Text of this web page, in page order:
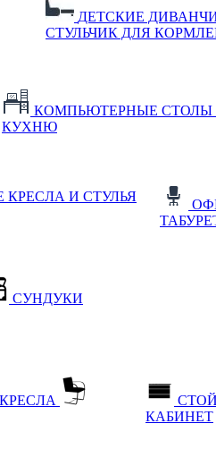
ДЕТСКИЕ
СТУЛЬЧИК ДЛЯ
КОМПЬЮТЕРНЫЕ СТОЛЫ
КУХНЮ
И СТУЛЬЯ
СУНДУКИ
КАБИНЕТ